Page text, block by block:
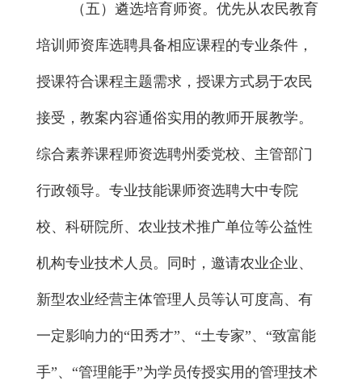
（五 ） 遴选培育师资。 优先从农民教育
培训师资库选聘具备相应课程的专业条件，
授课符合课程主题需求，授课方式易于农民
接受，教案内容通俗实用 的教师开展教学。
综合素养课程师资选聘州委党校、主管部门
行政领导。专业技能课师资选聘大中专院
校、科研院所、农业技术推广单位等公益性
机构专业技术人员。 同时， 邀请农业企业、
新型农业经营主体管理人员等认可度高、有
一定影响力的“田秀才”、“土专家”、“致富能
手”、“管理能手”为学员传授实用的管理技术